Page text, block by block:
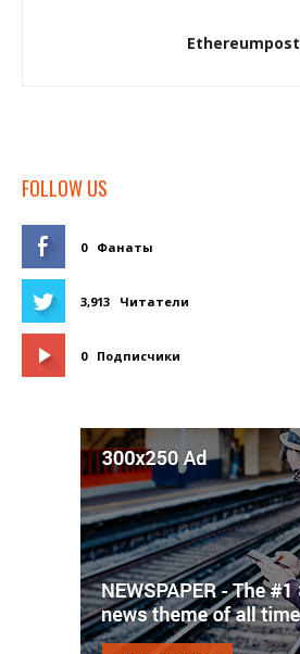
Ethereumpost
FOLLOW US
0 Фанаты
3,913 Читатели
0 Подписчики